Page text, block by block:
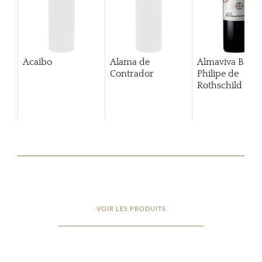
Acaibo
Alama de
Contrador
Almaviva
Philipe de
Rothschild
VOIR LES PRODUITS